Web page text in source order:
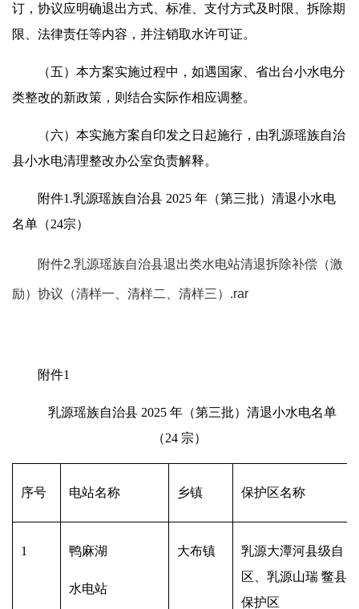
订，协议应明确退出方式、标准、支付方式及时限、拆除期
限、法律责任等内容，并注销取水许可证。
（五）本方案实施过程中，如遇国家、省出台小水电分
类整改的新政策，则结合实际作相应调整。
（六）本实施方案自印发之日起施行，由乳源瑶族自治
县小水电清理整改办公室负责解释。
附件1.乳源瑶族自治县 2025 年（第三批）清退小水电
名单（24宗）
附件2.乳源瑶族自治县退出类水电站清退拆除补偿（激
励）协议（清样一、清样二、清样三）.rar
附件1
乳源瑶族自治县 2025 年（第三批）清退小水电名单
（24 宗）
序号 电站名称 乡镇 保护区名称
1 鸭麻湖
水电站
大布镇
乳源大潭河县级自
区、乳源山瑞 鳖县
保护区